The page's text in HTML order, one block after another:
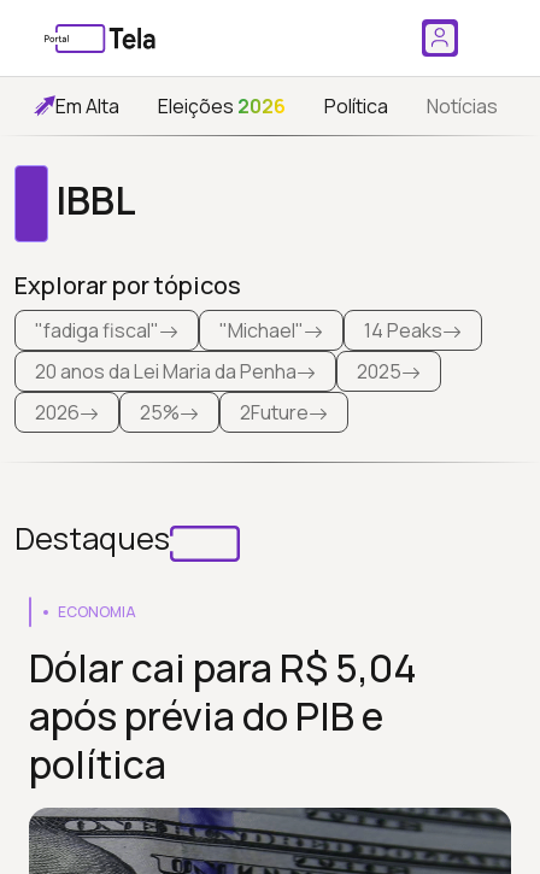
Em Alta Eleições 2026 Política Notícias
IBBL
Explorar por tópicos
"fadiga fiscal" "Michael"
14 Peaks
20 anos da Lei Maria da Penha
2025
2026
25% 2Future
Destaques
ECONOMIA
Dólar cai para R$ 5,04
após prévia do PIB e
política